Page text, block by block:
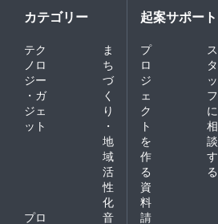
カテゴリー
テク
ノロ
ジー
・ガ
ジェ
ット
ま
ち
づ
く
り
・
地
域
活
性
化
プロ
音
起案サポート
プ
ロ
ジ
ェ
ク
ト
を
作
る
ス
タ
ッ
フ
に
相
談
す
る
資
料
請